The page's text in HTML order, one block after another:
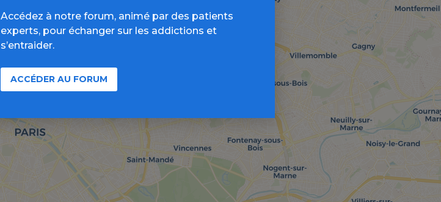
Accédez à notre forum, animé par des patients
experts, pour échanger sur les addictions et
s’entraider.
ACCÉDER AU FORUM